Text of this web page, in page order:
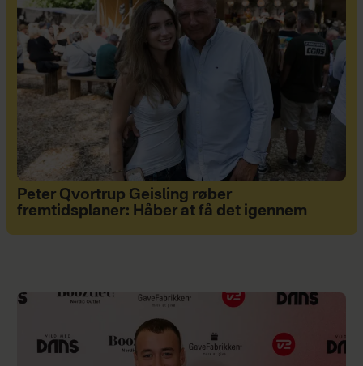
Peter Qvortrup Geisling røber
fremtidsplaner: Håber at få det igennem